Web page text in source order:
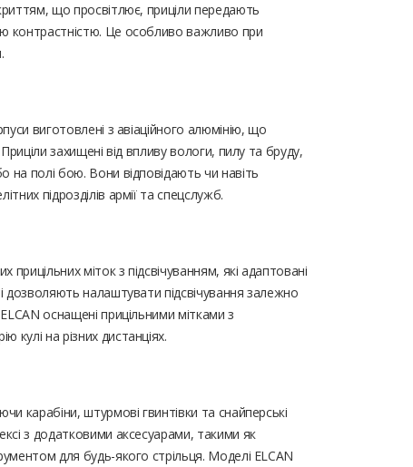
що просвітлює, приціли передають
контрастністю. Це особливо важливо при
виготовлені з авіаційного алюмінію, що
захищені від впливу вологи, пилу та бруду,
на полі бою. Вони відповідають чи навіть
підрозділів армії та спецслужб.
міток з підсвічуванням, які адаптовані
дозволяють налаштувати підсвічування залежно
оснащені прицільними мітками з
кулі на різних дистанціях.
карабіни, штурмові гвинтівки та снайперські
з додатковими аксесуарами, такими як
для будь-якого стрільця. Моделі ELCAN